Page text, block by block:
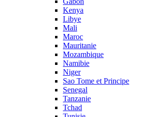
Kenya
Libye
Mali
Maroc
Mauritanie
Mozambique
Namibie
Niger
Sao Tome et Principe
Senegal
Tanzanie
Tchad